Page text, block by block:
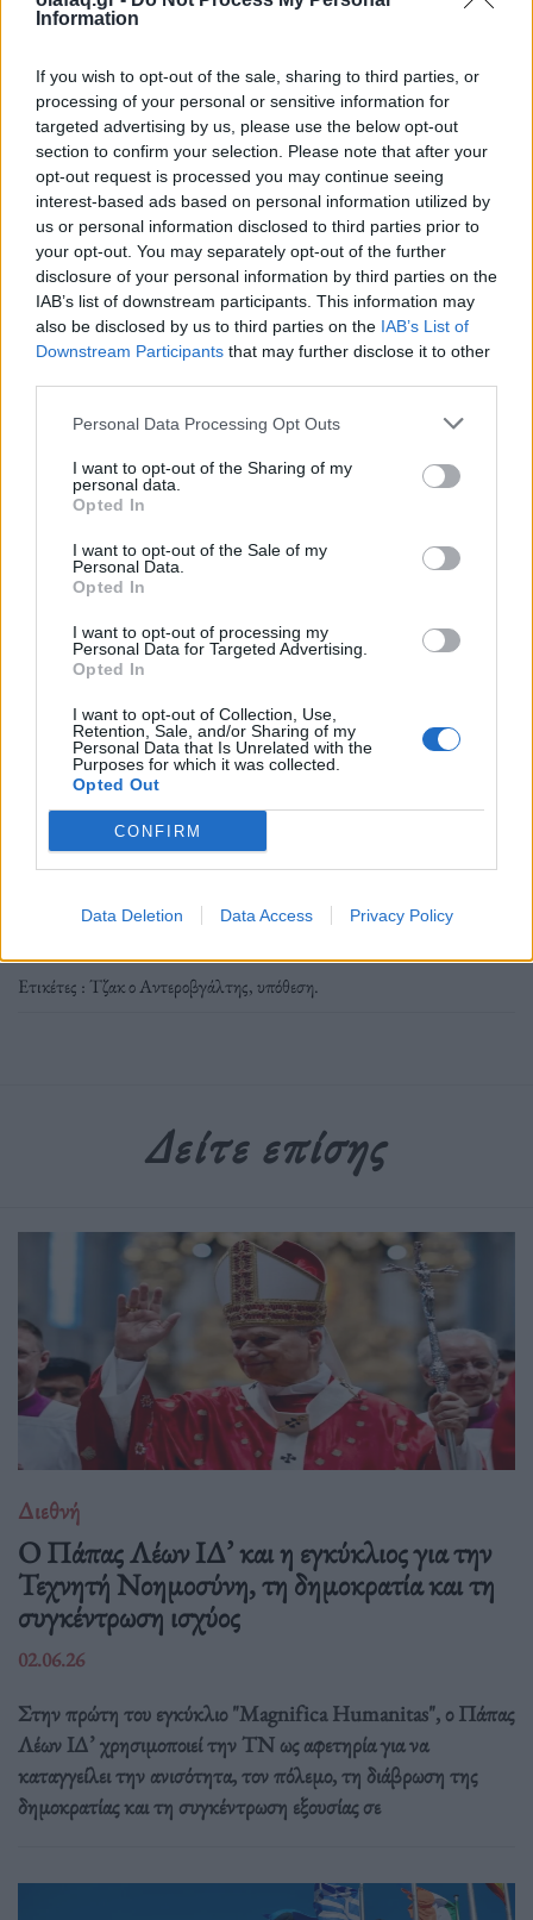
Information
If you wish to opt-out of the sale, sharing to third parties, or
processing of your personal or sensitive information for
targeted advertising by us, please use the below opt-out
section to confirm your selection. Please note that after your
opt-out request is processed you may continue seeing
interest-based ads based on personal information utilized by
us or personal information disclosed to third parties prior to
your opt-out. You may separately opt-out of the further
disclosure of your personal information by third parties on the
IAB’s list of downstream participants. This information may
also be disclosed by us to third parties on the IAB’s List of
Downstream Participants that may further disclose it to other
Personal Data Processing Opt Outs
I want to opt-out of the Sharing of my
personal data.
Opted In
I want to opt-out of the Sale of my
Personal Data.
Opted In
I want to opt-out of processing my
Personal Data for Targeted Advertising.
Opted In
I want to opt-out of Collection, Use,
Retention, Sale, and/or Sharing of my
Personal Data that Is Unrelated with the
Purposes for which it was collected.
Opted Out
CONFIRM
Data Deletion Data Access Privacy Policy
Ο Πολ Μπεγκ, ένας συγγραφέας που έχει ειδικευτεί
στηρίζει τη θέση της Μπαξ Χόρτον, την οποία
χαρακτήρισε «καλά τεκμηριωμένη» και
καλογραμμένη».
Το 2014 ένας άλλος συγγραφέας-επιχειρηματίας, ο
Ράσελ Έντουαρντς, συμπέρανε ότι ο δράστης των
εγκλημάτων ήταν ο Άαρον Κοσμίνσκι, ένας Εβραίος
μετανάστης από την Πολωνία, που εργαζόταν ως
κουρέας και είχε θεωρηθεί ύποπτος εκείνη την εποχή.
Η υπόθεσή του, που βασιζόταν σε αναλύσεις DNA,
στο Google News
Ετικέτες : Τζακ ο Αντεροβγάλτης,υπόθεση.
Δείτε επίσης
Διεθνή
Ο Πάπας Λέων ΙΔ’ και η εγκύκλιος για την
Τεχνητή Νοημοσύνη, τη δημοκρατία και τη
συγκέντρωση ισχύος
02.06.26
Στην πρώτη του εγκύκλιο "Magnifica Humanitas", ο Πάπας
Λέων ΙΔ’ χρησιμοποιεί την ΤΝ ως αφετηρία για να
καταγγείλει την ανισότητα, τον πόλεμο, τη διάβρωση της
δημοκρατίας και τη συγκέντρωση εξουσίας σε